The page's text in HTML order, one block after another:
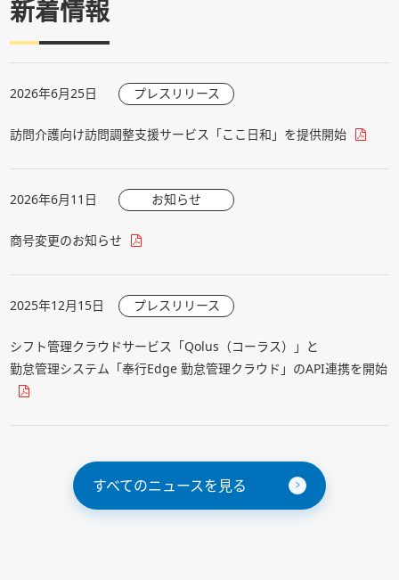
新着情報
2026年6月25日 プレスリリース
訪問介護向け訪問調整支援サービス「ここ日和」を提供開始
2026年6月11日 お知らせ
商号変更のお知らせ
2025年12月15日 プレスリリース
シフト管理クラウドサービス「Qolus（コーラス）」と
勤怠管理システム「奉行Edge 勤怠管理クラウド」のAPI連携を開始
すべてのニュースを見る